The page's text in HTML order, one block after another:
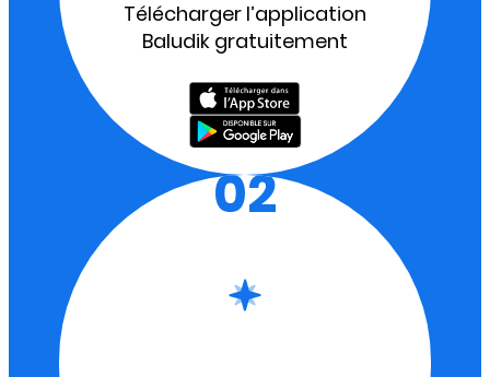
Télécharger l’application
Baludik gratuitement
02